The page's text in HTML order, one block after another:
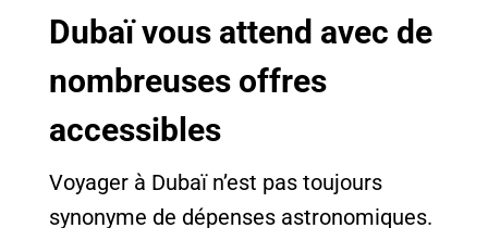
Dubaï vous attend avec de
nombreuses offres
accessibles
Voyager à Dubaï n’est pas toujours
synonyme de dépenses astronomiques.